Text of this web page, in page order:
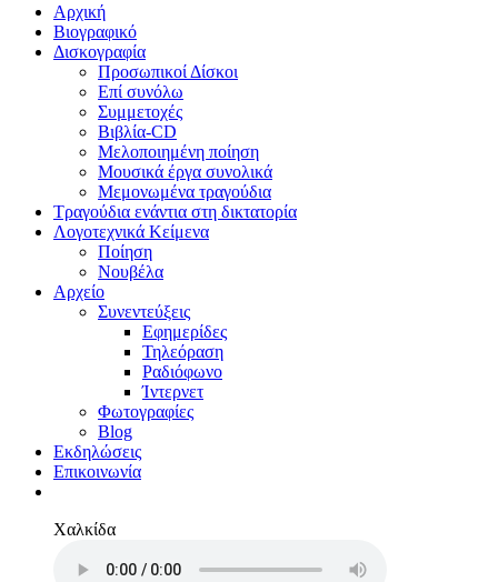
Close
Menu
Αρχική
Βιογραφικό
Δισκογραφία
Προσωπικοί Δίσκοι
Επί συνόλω
Συμμετοχές
Βιβλία-CD
Μελοποιημένη ποίηση
Μουσικά έργα συνολικά
Μεμονωμένα τραγούδια
Τραγούδια ενάντια στη δικτατορία
Λογοτεχνικά Κείμενα
Ποίηση
Νουβέλα
Αρχείο
Συνεντεύξεις
Εφημερίδες
Τηλεόραση
Ραδιόφωνο
Ίντερνετ
Φωτογραφίες
Blog
Εκδηλώσεις
Επικοινωνία
Χαλκίδα